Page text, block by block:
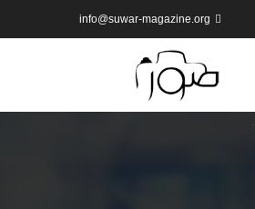
info@suwar-magazine.org